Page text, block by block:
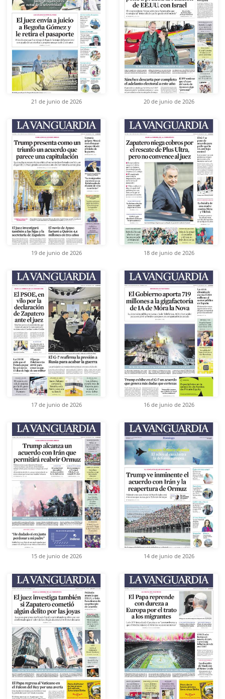
21 de junio de 2026 20 de junio de 2026
19 de junio de 2026 18 de junio de 2026
17 de junio de 2026 16 de junio de 2026
15 de junio de 2026 14 de junio de 2026